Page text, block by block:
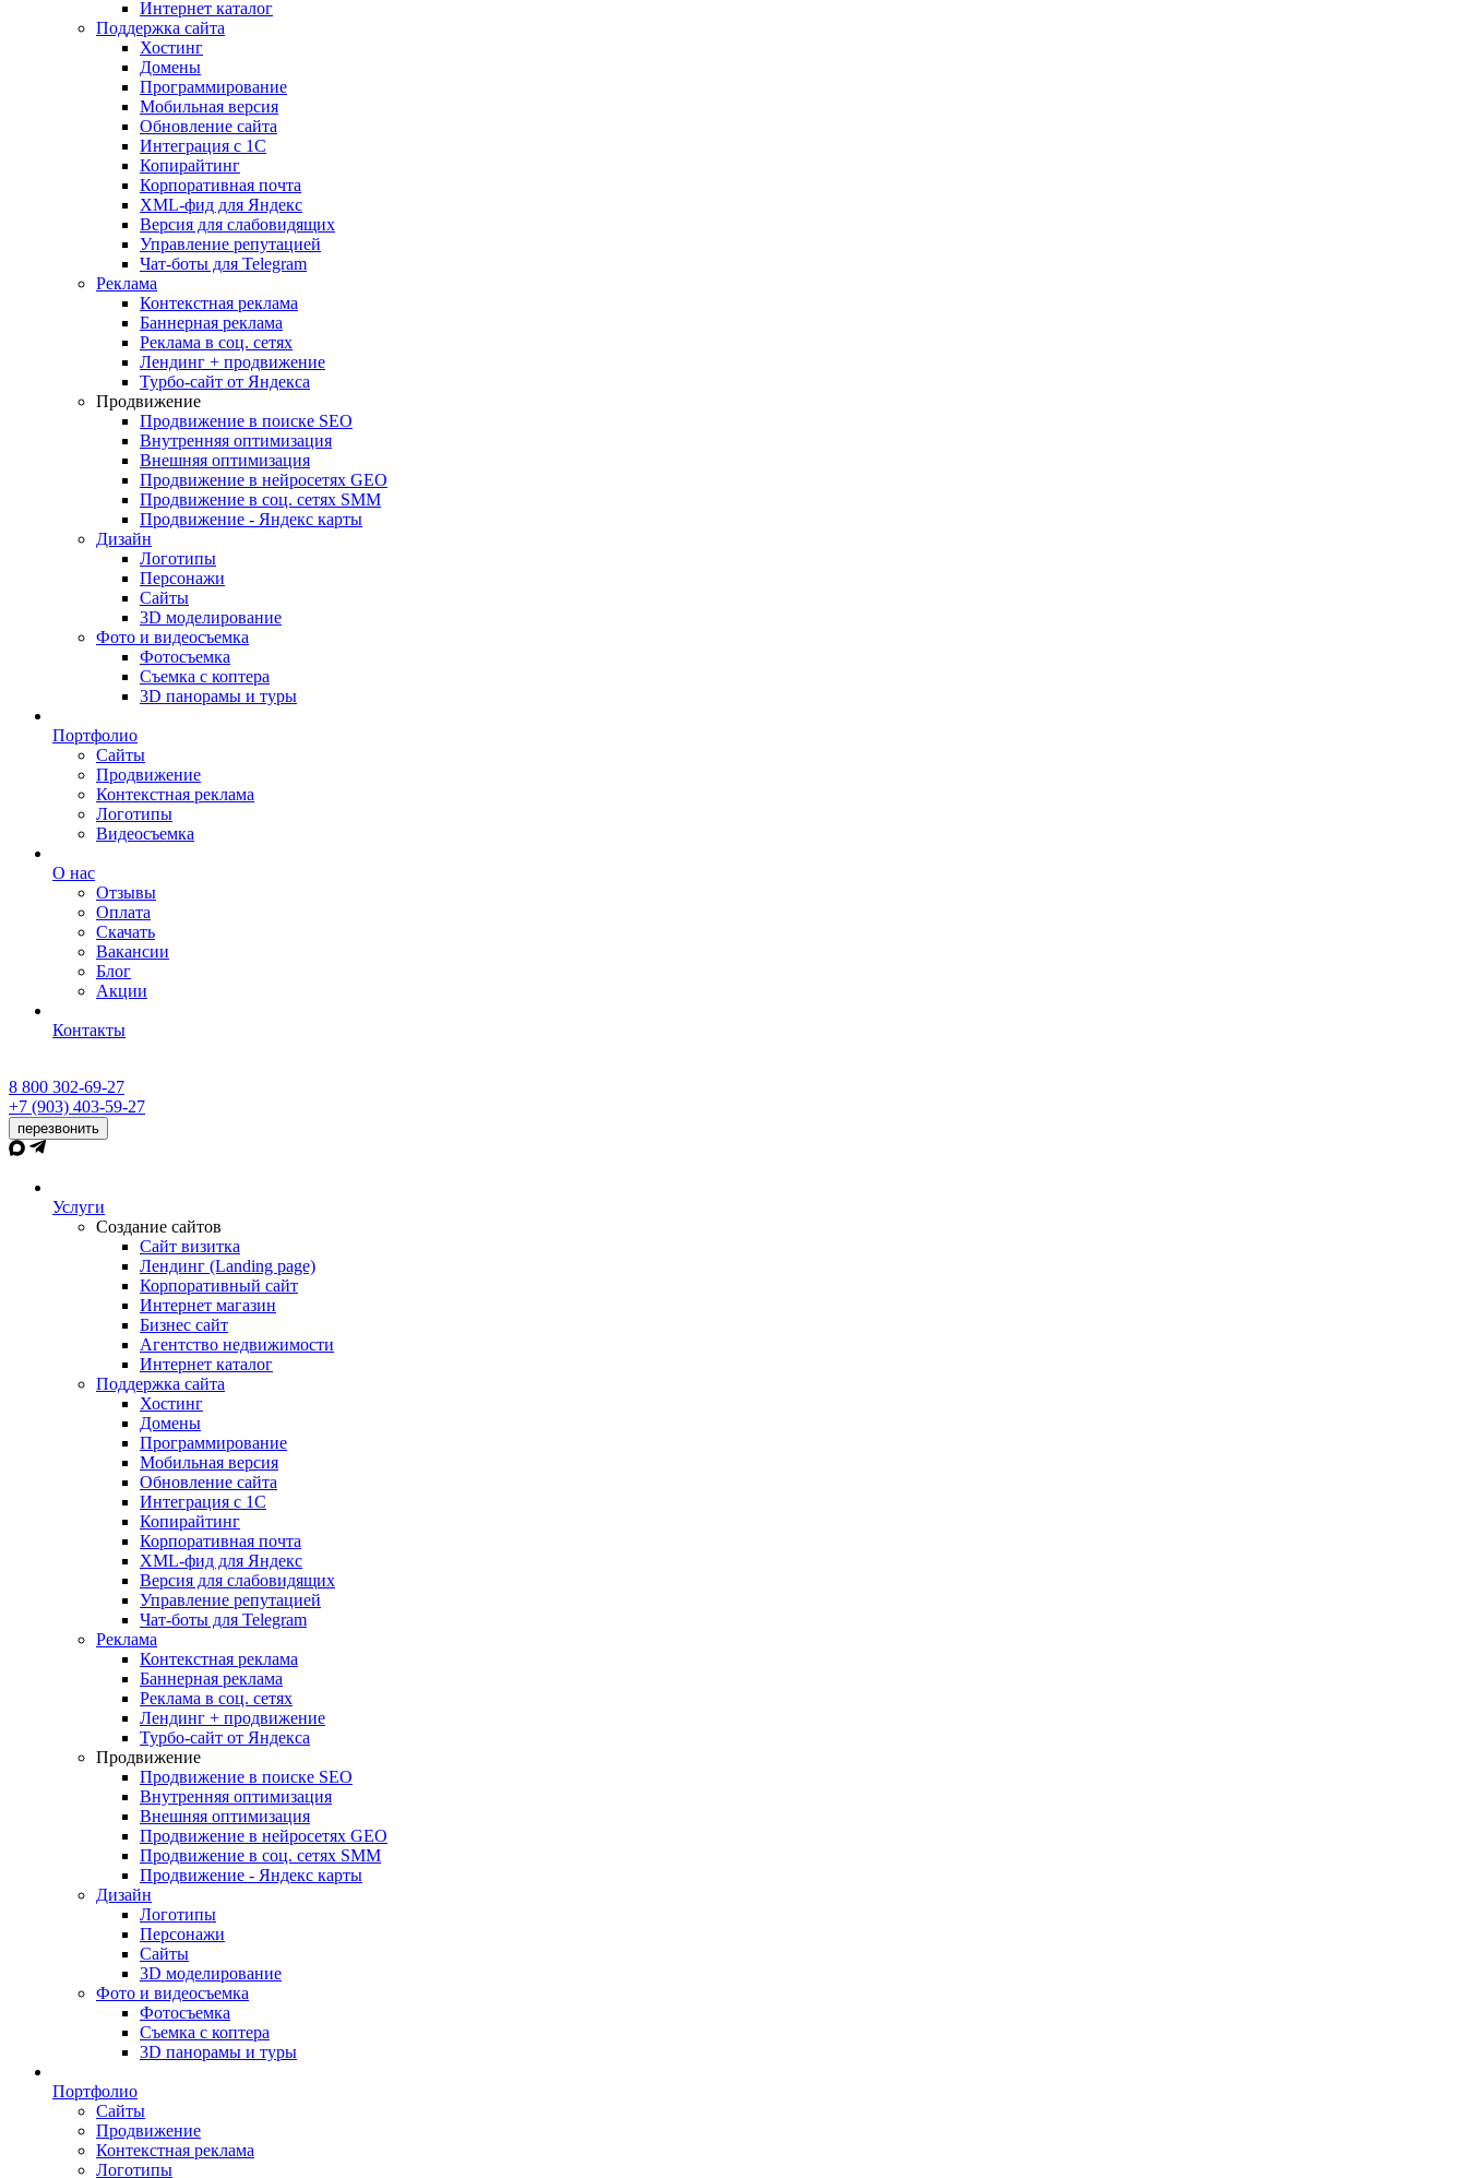
Интернет каталог
Поддержка сайта
Хостинг
Домены
Программирование
Мобильная версия
Обновление сайта
Интеграция с 1С
Копирайтинг
Корпоративная почта
XML-фид для Яндекс
Версия для слабовидящих
Управление репутацией
Чат-боты для Telegram
Реклама
Контекстная реклама
Баннерная реклама
Реклама в соц. сетях
Лендинг + продвижение
Турбо-сайт от Яндекса
Продвижение
Продвижение в поиске SEO
Внутренняя оптимизация
Внешняя оптимизация
Продвижение в нейросетях GEO
Продвижение в соц. сетях SMM
Продвижение - Яндекс карты
Дизайн
Логотипы
Персонажи
Сайты
3D моделирование
Фото и видеосъемка
Фотосъемка
Съемка с коптера
3D панорамы и туры
Портфолио
Сайты
Продвижение
Контекстная реклама
Логотипы
Видеосъемка
О нас
Отзывы
Оплата
Скачать
Вакансии
Блог
Акции
Контакты
8 800 302-69-27
+7 (903) 403-59-27
перезвонить
Услуги
Создание сайтов
Сайт визитка
Лендинг (Landing page)
Корпоративный сайт
Интернет магазин
Бизнес сайт
Агентство недвижимости
Интернет каталог
Поддержка сайта
Хостинг
Домены
Программирование
Мобильная версия
Обновление сайта
Интеграция с 1С
Копирайтинг
Корпоративная почта
XML-фид для Яндекс
Версия для слабовидящих
Управление репутацией
Чат-боты для Telegram
Реклама
Контекстная реклама
Баннерная реклама
Реклама в соц. сетях
Лендинг + продвижение
Турбо-сайт от Яндекса
Продвижение
Продвижение в поиске SEO
Внутренняя оптимизация
Внешняя оптимизация
Продвижение в нейросетях GEO
Продвижение в соц. сетях SMM
Продвижение - Яндекс карты
Дизайн
Логотипы
Персонажи
Сайты
3D моделирование
Фото и видеосъемка
Фотосъемка
Съемка с коптера
3D панорамы и туры
Портфолио
Сайты
Продвижение
Контекстная реклама
Логотипы